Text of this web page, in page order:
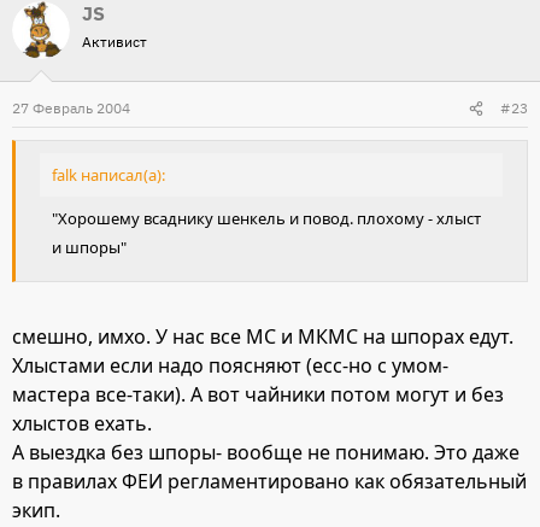
JS
Активист
27 Февраль 2004 #23
falk написал(а):
"Хорошему всаднику шенкель и повод. плохому - хлыст
и шпоры"
смешно, имхо. У нас все МС и МКМС на шпорах едут.
Хлыстами если надо поясняют (есс-но с умом-
мастера все-таки). А вот чайники потом могут и без
хлыстов ехать.
А выездка без шпоры- вообще не понимаю. Это даже
в правилах ФЕИ регламентировано как обязательный
экип.